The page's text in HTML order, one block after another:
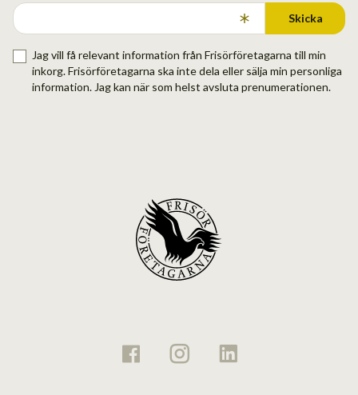
Skicka
Jag vill få relevant information från Frisörföretagarna till min
inkorg. Frisörföretagarna ska inte dela eller sälja min personliga
information. Jag kan när som helst avsluta prenumerationen.